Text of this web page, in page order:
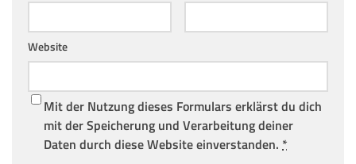
Website
Mit der Nutzung dieses Formulars erklärst du dich
mit der Speicherung und Verarbeitung deiner
Daten durch diese Website einverstanden. *